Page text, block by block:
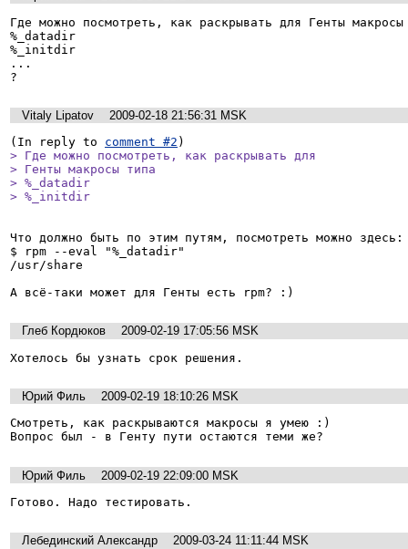
Где можно посмотреть, как раскрывать для Генты макросы
%_datadir
%_initdir
...
?
Vitaly Lipatov
2009-02-18 21:56:31 MSK
(In reply to comment #2
> Где можно посмотреть, как раскрывать для
> Генты макросы типа
> %_datadir
> %_initdir
Что должно быть по этим путям, посмотреть можно здесь:
$ rpm --eval "%_datadir"
/usr/share
А всё-таки может для Генты есть rpm? :)
Глеб Кордюков
2009-02-19 17:05:56 MSK
Хотелось бы узнать срок решения.
Юрий Филь
2009-02-19 18:10:26 MSK
Смотреть, как раскрываются макросы я умею :)
Вопрос был - в Генту пути остаются теми же?
Юрий Филь
2009-02-19 22:09:00 MSK
Готово. Надо тестировать.
Лебединский Александр
2009-03-24 11:11:44 MSK